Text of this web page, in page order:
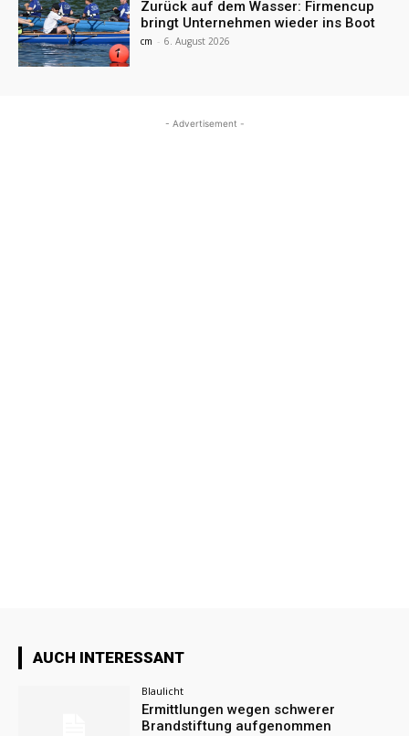
Zurück auf dem Wasser: Firmencup
bringt Unternehmen wieder ins Boot
cm - 6. August 2026
- Advertisement -
AUCH INTERESSANT
Blaulicht
Ermittlungen wegen schwerer
Brandstiftung aufgenommen